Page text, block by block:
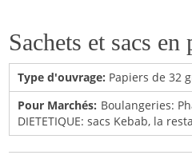
Sachets et sacs en
Type d'ouvrage: Papiers de 32
Pour Marchés: Boulangeries:
DIETETIQUE: sacs Kebab, la